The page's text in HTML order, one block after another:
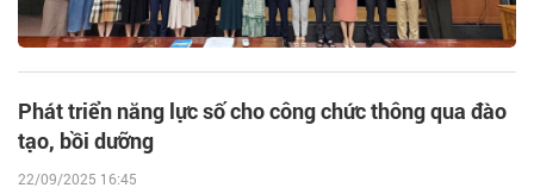
Phát triển năng lực số cho công chức thông qua đào
tạo, bồi dưỡng
22/09/2025 16:45